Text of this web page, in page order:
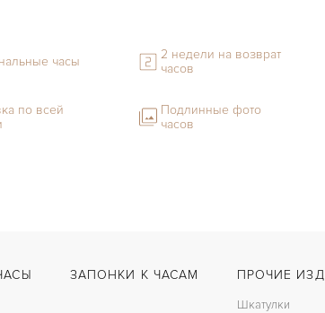
часы
2 недели на возврат
часов
по всей
Подлинные фото
часов
ЗАПОНКИ К ЧАСАМ ПРОЧИЕ
Шкатулки